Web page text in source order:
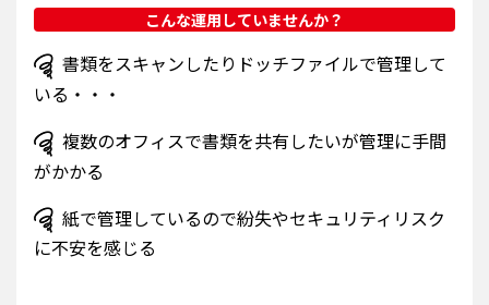
こんな運用していませんか？
書類をスキャンしたりドッチファイルで管理して
いる・・・
複数のオフィスで書類を共有したいが管理に手間
がかかる
紙で管理しているので紛失やセキュリティリスク
に不安を感じる